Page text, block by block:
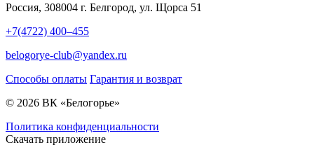
Россия, 308004 г. Белгород, ул. Щорса 51
+7(4722) 400–455
belogorye-club@yandex.ru
Способы оплаты Гарантия и возврат
© 2026 ВК «Белогорье»
Политика конфиденциальности
Скачать приложение